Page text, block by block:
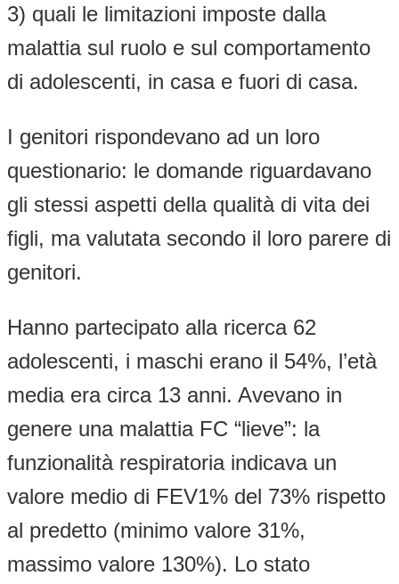
3) quali le limitazioni imposte dalla
malattia sul ruolo e sul comportamento
di adolescenti, in casa e fuori di casa.
I genitori rispondevano ad un loro
questionario: le domande riguardavano
gli stessi aspetti della qualità di vita dei
figli, ma valutata secondo il loro parere di
genitori.
Hanno partecipato alla ricerca 62
adolescenti, i maschi erano il 54%, l’età
media era circa 13 anni. Avevano in
genere una malattia FC “lieve”: la
funzionalità respiratoria indicava un
valore medio di FEV1% del 73% rispetto
al predetto (minimo valore 31%,
massimo valore 130%). Lo stato